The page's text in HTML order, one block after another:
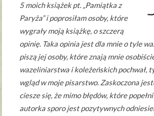
5 moich książek pt. „Pamiątka z
Paryża” i poprosiłam osoby, które
wygrały moją książkę, o szczerą
opinię. Taka opinia jest dla mnie o tyle
piszą jej osoby, które znają mnie
wazeliniarstwa i koleżeńskich pochwał,
wgląd w moje pisarstwo. Zaskoczona
ciesze się, że mimo błędów, które
autorka sporo jest pozytywnych